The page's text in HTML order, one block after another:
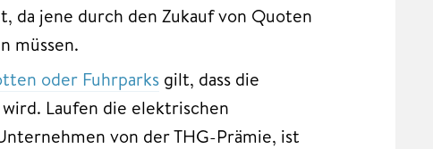
da jene durch den Zukauf von Quoten
müssen.
oder Fuhrparks gilt, dass die
Laufen die elektrischen
von der THG-Prämie, ist